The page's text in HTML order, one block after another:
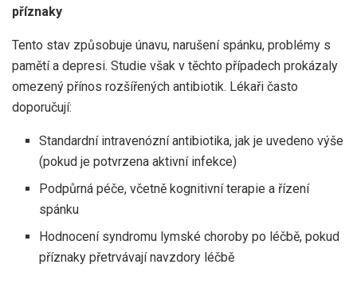
příznaky
Tento stav způsobuje únavu, narušení spánku, problémy s
pamětí a depresi. Studie však v těchto případech prokázaly
omezený přínos rozšířených antibiotik. Lékaři často
doporučují:
Standardní intravenózní antibiotika, jak je uvedeno výše
(pokud je potvrzena aktivní infekce)
Podpůrná péče, včetně kognitivní terapie a řízení
spánku
Hodnocení syndromu lymské choroby po léčbě, pokud
příznaky přetrvávají navzdory léčbě